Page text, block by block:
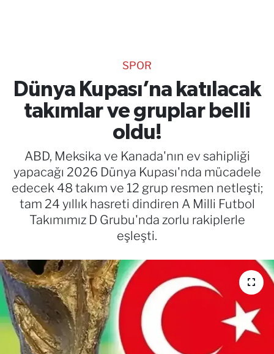
SPOR
Dünya Kupası’na katılacak
takımlar ve gruplar belli
oldu!
ABD, Meksika ve Kanada'nın ev sahipliği
yapacağı 2026 Dünya Kupası'nda mücadele
edecek 48 takım ve 12 grup resmen netleşti;
tam 24 yıllık hasreti dindiren A Milli Futbol
Takımımız D Grubu'nda zorlu rakiplerle
eşleşti.
RESMİ İLANLAR
Gencsesfm Canlı Dinle